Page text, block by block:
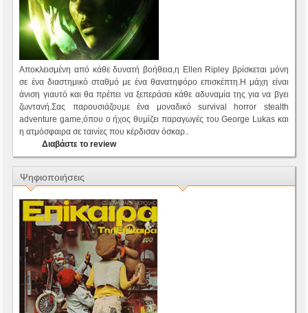
Αποκλεισμένη από κάθε δυνατή βοήθεια,η Ellen Ripley βρίσκεται μόνη
σε ένα διαστημικό σταθμό με ένα θανατηφόρο επισκέπτη.Η μάχη είναι
άνιση γιαυτό και θα πρέπει να ξεπεράσει κάθε αδυναμία της για να βγει
ζωντανή.Σας παρουσιάζουμε ένα μοναδικό survival horror stealth
adventure game,όπου ο ήχος θυμίζει παραγωγές του George Lukas και
η ατμόσφαιρα σε ταινίες που κέρδισαν όσκαρ..
Διαβάστε το review
Ψηφιοποιήσεις